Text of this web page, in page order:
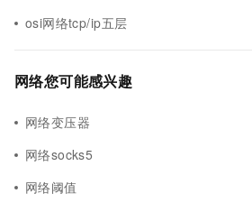
osi网络tcp/ip五层
网络您可能感兴趣
网络变压器
网络socks5
网络阈值